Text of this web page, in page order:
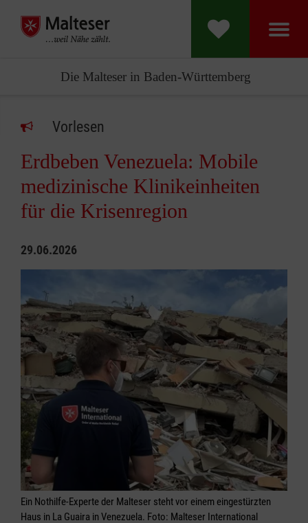
Die Malteser in Baden-Württemberg
Vorlesen
Erdbeben Venezuela: Mobile
medizinische Klinikeinheiten
für die Krisenregion
29.06.2026
Ein Nothilfe-Experte der Malteser steht vor einem eingestürzten
Haus in La Guaira in Venezuela. Foto: Malteser International